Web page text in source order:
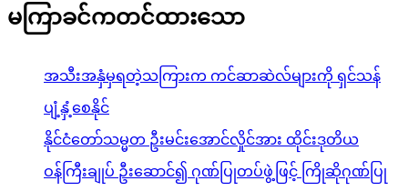
မကြာခင်ကတင်ထားသော
အသီးအနှံမှရတဲ့သကြားက ကင်ဆာဆဲလ်များကို ရှင်သန်
ပျံ့နှံ့စေနိုင်
နိုင်ငံတော်သမ္မတ ဦးမင်းအောင်လှိုင်အား ထိုင်းဒုတိယ
ဝန်ကြီးချုပ် ဦးဆောင်၍ ဂုဏ်ပြုတပ်ဖွဲ့ဖြင့် ကြိုဆိုဂုဏ်ပြု